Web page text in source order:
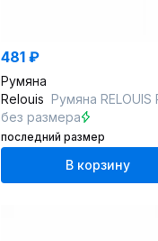
481 ₽
Румяна
Relouis Румяна RELOUIS PRO BLUSH 77
без размера
последний размер
В корзину